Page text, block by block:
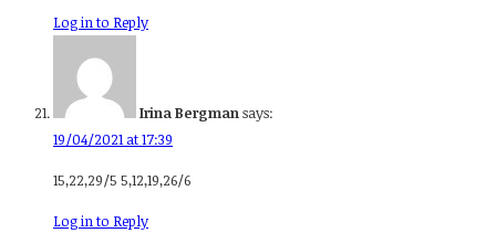
Log in to Reply
Irina Bergmansays:
19/04/2021 at 17:39
15,22,29/5 5,12,19,26/6
Log in to Reply